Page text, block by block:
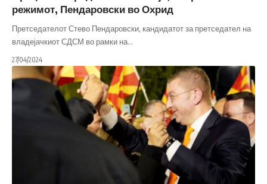
режимот, Пендаровски во Охрид
Претседателот Стево Пендаровски, кандидатот за претседател на
владејачкиот СДСМ во рамки на…
27/04/2024